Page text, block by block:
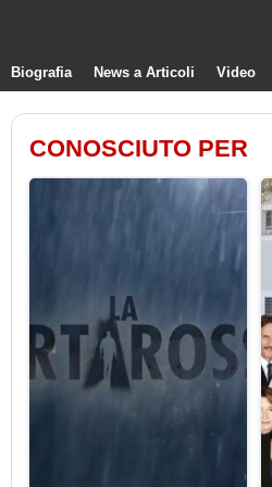
Biografia News a Articoli Video
CONOSCIUTO PER